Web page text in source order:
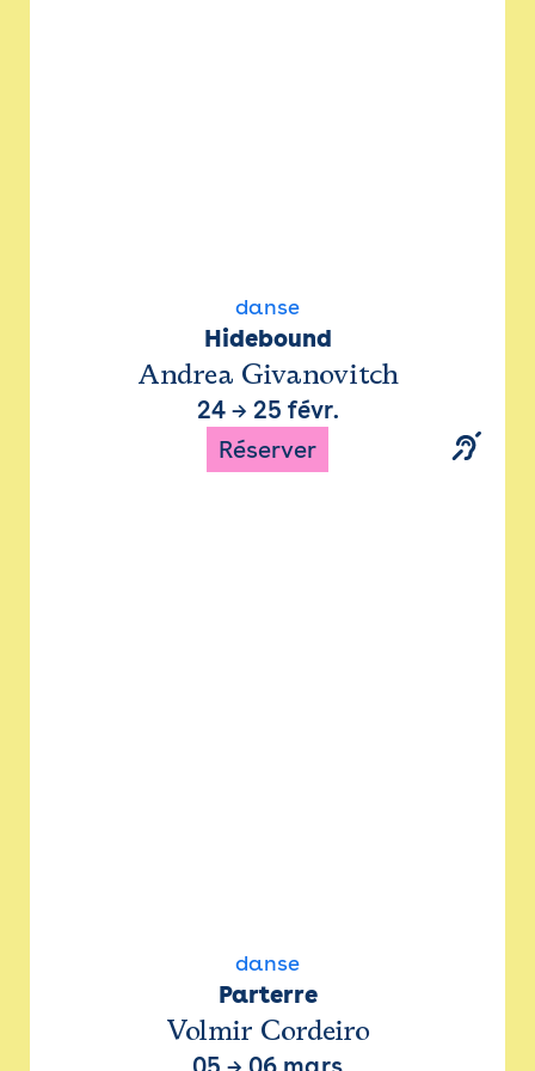
danse
Hidebound
Andrea Givanovitch
24→ 25 févr.
Réserver
danse
Parterre
Volmir Cordeiro